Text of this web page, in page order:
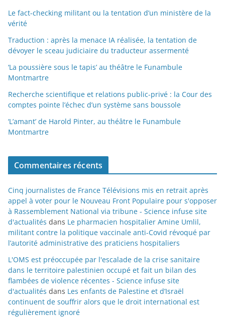
Le fact-checking militant ou la tentation d’un ministère de la
vérité
Traduction : après la menace IA réalisée, la tentation de
dévoyer le sceau judiciaire du traducteur assermenté
‘La poussière sous le tapis’ au théâtre le Funambule
Montmartre
Recherche scientifique et relations public-privé : la Cour des
comptes pointe l’échec d’un système sans boussole
‘L’amant’ de Harold Pinter, au théâtre le Funambule
Montmartre
Commentaires récents
Cinq journalistes de France Télévisions mis en retrait après
appel à voter pour le Nouveau Front Populaire pour s'opposer
à Rassemblement National via tribune - Science infuse site
d'actualités dans Le pharmacien hospitalier Amine Umlil,
militant contre la politique vaccinale anti-Covid révoqué par
l’autorité administrative des praticiens hospitaliers
L'OMS est préoccupée par l'escalade de la crise sanitaire
dans le territoire palestinien occupé et fait un bilan des
flambées de violence récentes - Science infuse site
d'actualités dans Les enfants de Palestine et d’Israël
continuent de souffrir alors que le droit international est
régulièrement ignoré